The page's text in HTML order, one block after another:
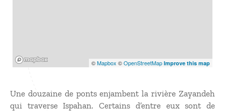
©Mapbox ©OpenStreetMap Improve this map
Une douzaine de ponts enjambent la rivière Zayandeh
qui traverse Ispahan. Certains d’entre eux sont de